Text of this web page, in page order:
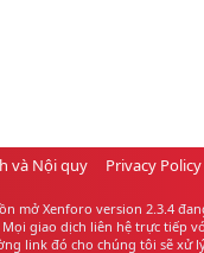
và Nội quy Privacy Policy
mở Xenforo version 2.3.4
giao dịch liên hệ trực tiếp
link đó cho chúng tôi sẽ xử